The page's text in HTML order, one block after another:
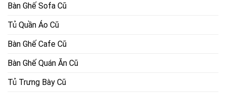
Bàn Ghế Sofa Cũ
Tủ Quần Áo Cũ
Bàn Ghế Cafe Cũ
Bàn Ghế Quán Ăn Cũ
Tủ Trưng Bày Cũ